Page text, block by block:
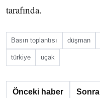
tarafında.
Basın toplantısı düşman
türkiye uçak
Önceki haber